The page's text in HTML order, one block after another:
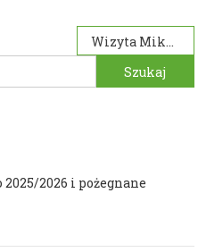
Wizyta Mikołaja w oddziale „O”
Szukaj:
2026 i pożegnane